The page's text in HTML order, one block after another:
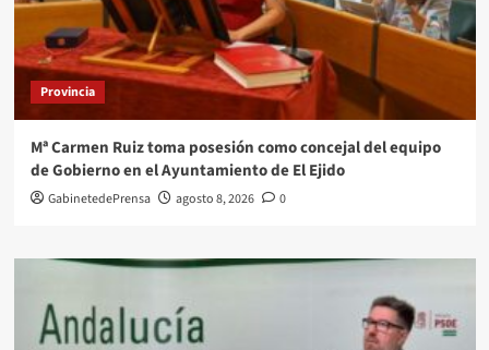
Provincia
Mª Carmen Ruiz toma posesión como concejal del equipo
de Gobierno en el Ayuntamiento de El Ejido
GabinetedePrensa agosto 8, 2026 0